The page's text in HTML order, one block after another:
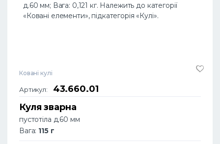
д.60 мм; Вага: 0,121 кг. Належить до категорії
«Ковані елементи», підкатегорія «Кулі».
Ковані кулі
Артикул:
43.660.01
Куля зварна
пустотіла д.60 мм
Вага: 115 г